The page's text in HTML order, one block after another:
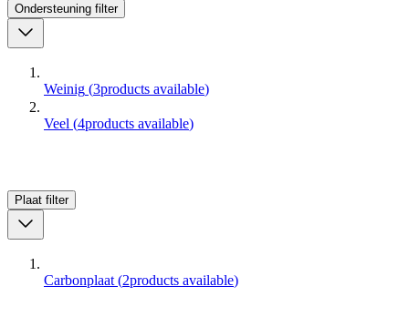
Ondersteuning filter
Weinig (3products available)
Veel (4products available)
Plaat filter
Carbonplaat (2products available)